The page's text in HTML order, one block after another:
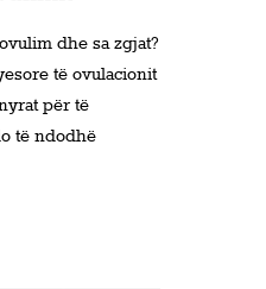
dhe sa zgjat?
të ovulacionit
për të
të ndodhë